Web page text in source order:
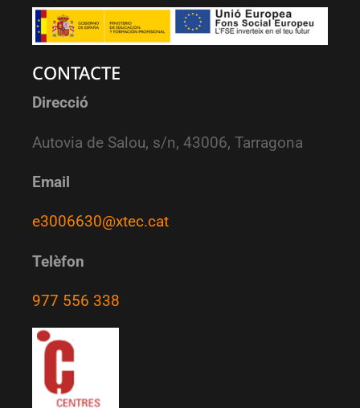
CONTACTE
Direcció
Autovia de Salou, s/n, 43006, Tarragona
Email
e3006630@xtec.cat
Telèfon
977 556 338